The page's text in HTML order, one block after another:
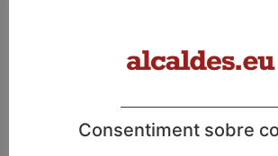
catalans per impulsar la
urbana
Consentiment sobre